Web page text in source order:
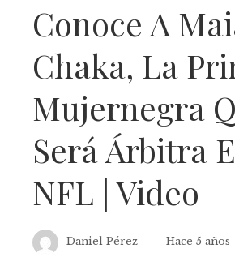
Conoce A
Chaka, La
Mujernegra
Será Árbitra
NFL | Video
Daniel Pérez Hace 5 años